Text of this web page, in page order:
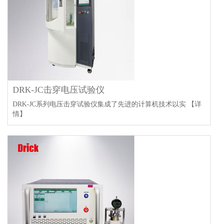
DRK-JC击穿电压试验仪
DRK-JC系列电压击穿试验仪集成了先进的计算机技术以实
【详
情】